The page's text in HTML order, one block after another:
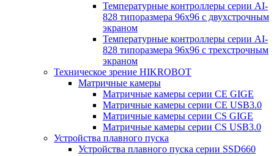
Температурные контроллеры серии AI-
828 типоразмера 96х96 с двухстрочным
экраном
Температурные контроллеры серии AI-
828 типоразмера 96х96 с трехстрочным
экраном
Техническое зрение HIKROBOT
Матричные камеры
Матричные камеры серии CE GIGE
Матричные камеры серии CE USB3.0
Матричные камеры серии CS GIGE
Матричные камеры серии CS USB3.0
Устройства плавного пуска
Устройства плавного пуска серии SSD660